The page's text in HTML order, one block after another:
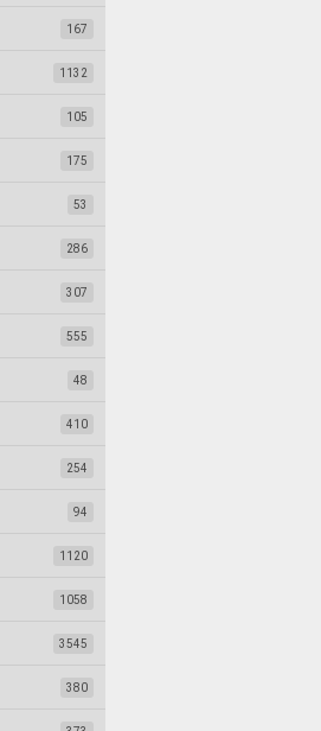
167
1132
105
175
53
286
307
555
48
410
254
94
1120
1058
3545
380